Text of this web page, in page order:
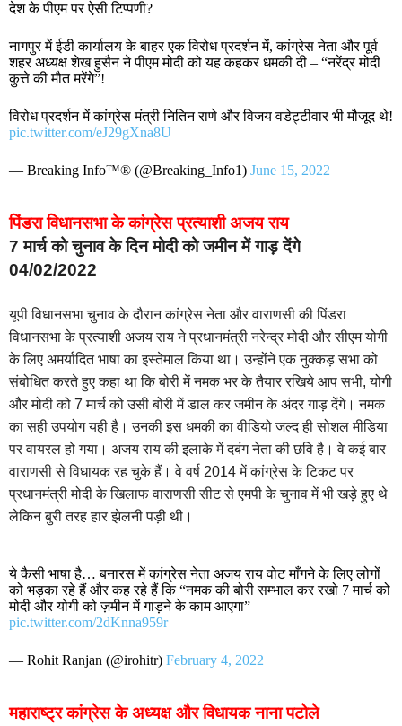
देश के पीएम पर ऐसी टिप्पणी?
नागपुर में ईडी कार्यालय के बाहर एक विरोध प्रदर्शन में, कांग्रेस नेता और पूर्व
शहर अध्यक्ष शेख हुसैन ने पीएम मोदी को यह कहकर धमकी दी – “नरेंद्र मोदी
कुत्ते की मौत मरेंगे”!
विरोध प्रदर्शन में कांग्रेस मंत्री नितिन राणे और विजय वडेट्टीवार भी मौजूद थे!
pic.twitter.com/eJ29gXna8U
— Breaking Info™® (@Breaking_Info1) June 15, 2022
पिंडरा विधानसभा के कांग्रेस प्रत्याशी अजय राय
7 मार्च को चुनाव के दिन मोदी को जमीन में गाड़ देंगे
04/02/2022
यूपी विधानसभा चुनाव के दौरान कांग्रेस नेता और वाराणसी की पिंडरा
विधानसभा के प्रत्याशी अजय राय ने प्रधानमंत्री नरेन्द्र मोदी और सीएम योगी
के लिए अमर्यादित भाषा का इस्तेमाल किया था। उन्होंने एक नुक्कड़ सभा को
संबोधित करते हुए कहा था कि बोरी में नमक भर के तैयार रखिये आप सभी, योगी
और मोदी को 7 मार्च को उसी बोरी में डाल कर जमीन के अंदर गाड़ देंगे। नमक
का सही उपयोग यही है। उनकी इस धमकी का वीडियो जल्द ही सोशल मीडिया
पर वायरल हो गया। अजय राय की इलाके में दबंग नेता की छवि है। वे कई बार
वाराणसी से विधायक रह चुके हैं। वे वर्ष 2014 में कांग्रेस के टिकट पर
प्रधानमंत्री मोदी के खिलाफ वाराणसी सीट से एमपी के चुनाव में भी खड़े हुए थे
लेकिन बुरी तरह हार झेलनी पड़ी थी।
ये कैसी भाषा है… बनारस में कांग्रेस नेता अजय राय वोट माँगने के लिए लोगों
को भड़का रहे हैं और कह रहे हैं कि “नमक की बोरी सम्भाल कर रखो 7 मार्च को
मोदी और योगी को ज़मीन में गाड़ने के काम आएगा”
pic.twitter.com/2dKnna959r
— Rohit Ranjan (@irohitr) February 4, 2022
महाराष्ट्र कांग्रेस के अध्यक्ष और विधायक नाना पटोले